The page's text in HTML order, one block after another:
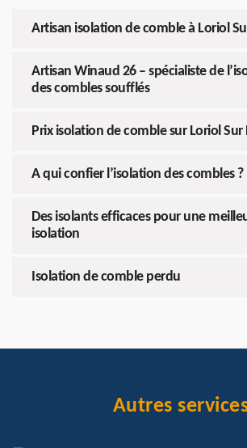
Artisan isolation de comble à Loriol
Artisan Winaud 26 – spécialiste de
des combles soufflés
Prix isolation de comble sur Loriol Sur
A qui confier l’isolation des combles ?
Des isolants efficaces pour une
isolation
Isolation de comble perdu
Autres